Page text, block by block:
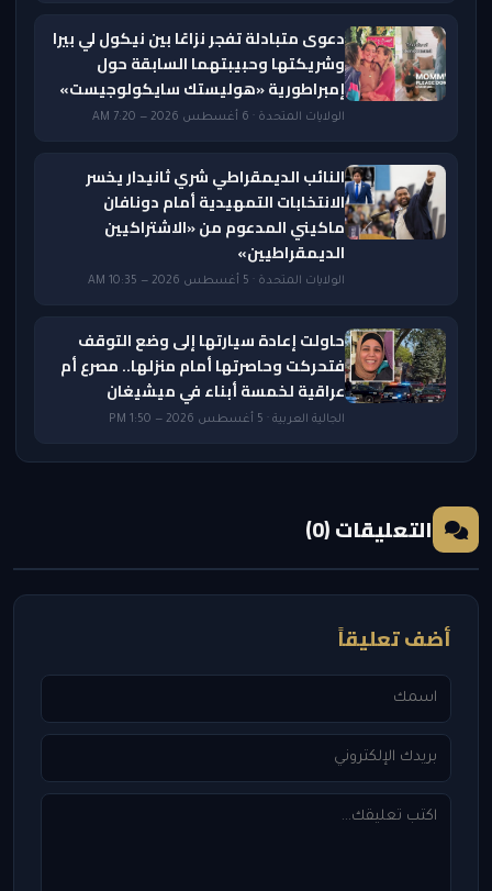
دعوى متبادلة تفجر نزاعًا بين نيكول لي بيرا
وشريكتها وحبيبتهما السابقة حول
إمبراطورية «هوليستك سايكولوجيست»
الولايات المتحدة · 6 أغسطس 2026 — 7:20 AM
النائب الديمقراطي شري ثانيدار يخسر
الانتخابات التمهيدية أمام دونافان
ماكيني المدعوم من «الاشتراكيين
الديمقراطيين»
الولايات المتحدة · 5 أغسطس 2026 — 10:35 AM
حاولت إعادة سيارتها إلى وضع التوقف
فتحركت وحاصرتها أمام منزلها.. مصرع أم
عراقية لخمسة أبناء في ميشيغان
الجالية العربية · 5 أغسطس 2026 — 1:50 PM
التعليقات (0)
أضف تعليقاً